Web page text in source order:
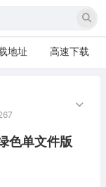
地址 高速下载
色单文件版